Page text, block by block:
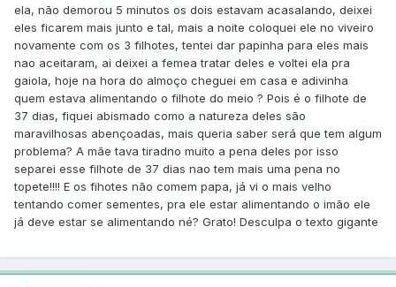
ela, não demorou 5 minutos os dois estavam acasalando, deixei
eles ficarem mais junto e tal, mais a noite coloquei ele no viveiro
novamente com os 3 filhotes, tentei dar papinha para eles mais
nao aceitaram, ai deixei a femea tratar deles e voltei ela pra
gaiola, hoje na hora do almoço cheguei em casa e adivinha
quem estava alimentando o filhote do meio ? Pois é o filhote de
37 dias, fiquei abismado como a natureza deles são
maravilhosas abençoadas, mais queria saber será que tem algum
problema? A mãe tava tiradno muito a pena deles por isso
separei esse filhote de 37 dias nao tem mais uma pena no
topete!!!! E os fihotes não comem papa, já vi o mais velho
tentando comer sementes, pra ele estar alimentando o imão ele
já deve estar se alimentando né? Grato! Desculpa o texto gigante